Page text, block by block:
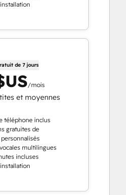
de 7 jours
/mois
et moyennes
téléphone inclus
gratuites de
multilingues
incluses